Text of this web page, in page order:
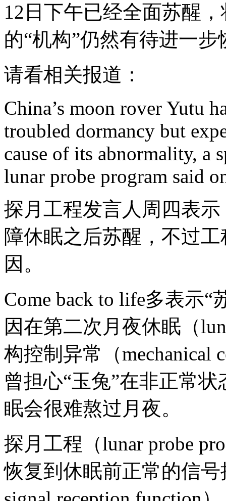
12日下午已经全面苏醒
的“机构”仍然有待进一步
请看相关报道：
China’s moon rover Yutu
troubled dormancy but
cause of its abnormality, a
lunar probe program said
探月工程发言人周四表
障休眠之后苏醒，不过
因。
Come back to life多表示
因在第二次月夜休眠（
构控制异常（mechanical
曾担心“玉兔”在非正常状
眠会很难熬过月夜。
探月工程（lunar probe
恢复到休眠前正常的信号